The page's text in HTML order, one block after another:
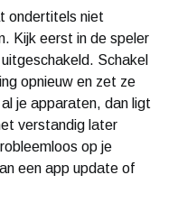
ondertitels niet
Kijk eerst in de speler
Schakel
opnieuw en zet ze
je apparaten, dan ligt
verstandig later
op je
een app update of